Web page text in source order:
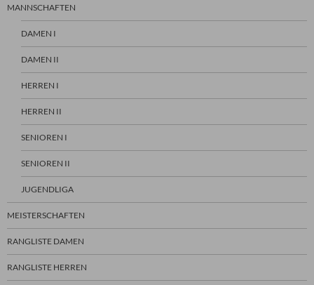
MANNSCHAFTEN
DAMEN I
DAMEN II
HERREN I
HERREN II
SENIOREN I
SENIOREN II
JUGENDLIGA
MEISTERSCHAFTEN
RANGLISTE DAMEN
RANGLISTE HERREN